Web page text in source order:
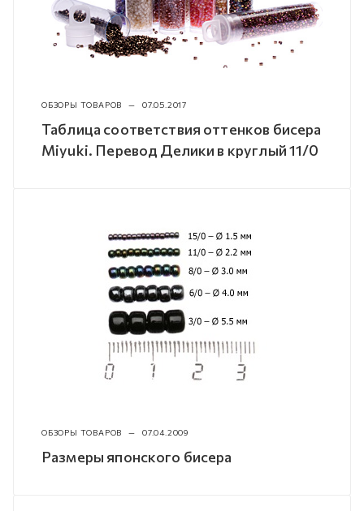
ОБЗОРЫ ТОВАРОВ — 07.05.2017
Таблица соответствия оттенков бисера
Miyuki. Перевод Делики в круглый 11/0
ОБЗОРЫ ТОВАРОВ — 07.04.2009
Размеры японского бисера